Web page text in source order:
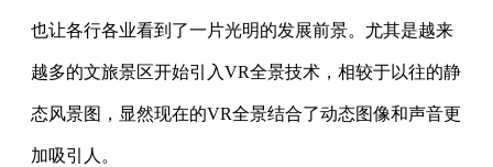
也让各行各业看到了一片光明的发展前景。尤其是越来
越多的文旅景区开始引入VR全景技术，相较于以往的静
态风景图，显然现在的VR全景结合了动态图像和声音更
加吸引人。